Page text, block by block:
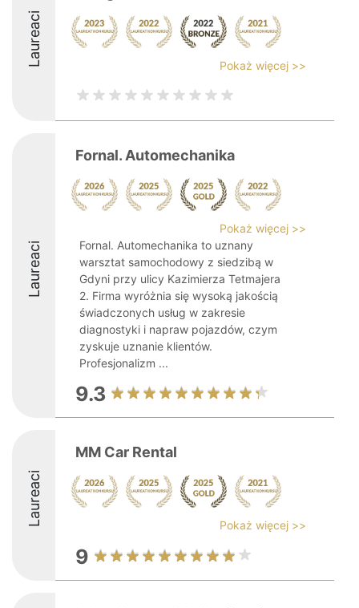
Laureaci Pokaż więcej >>
Laureaci
Fornal. Automechanika
Pokaż więcej >>
Fornal. Automechanika to uznany
warsztat samochodowy z siedzibą w
Gdyni przy ulicy Kazimierza Tetmajera
2. Firma wyróżnia się wysoką jakością
świadczonych usług w zakresie
diagnostyki i napraw pojazdów, czym
zyskuje uznanie klientów.
Profesjonalizm ...
9.3
Laureaci
MM Car Rental
Pokaż więcej >>
9